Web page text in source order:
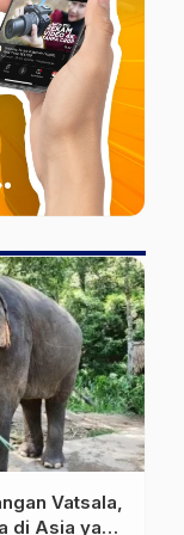
Vatsala,
di Asia yang